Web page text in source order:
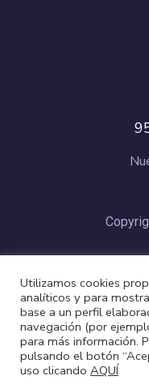
Utilizamos cookies
analíticos y para
base a un perfil
navegación (por
para más información.
pulsando el botón
uso clicando AQUÍ